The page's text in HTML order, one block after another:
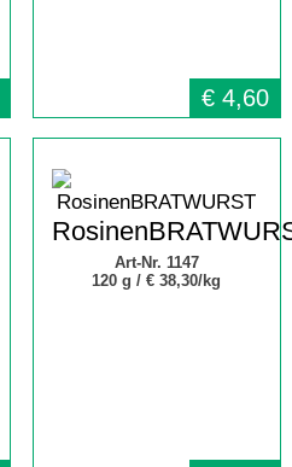
€ 4,60
Art-Nr. 1147
120 g /€ 38,30/kg